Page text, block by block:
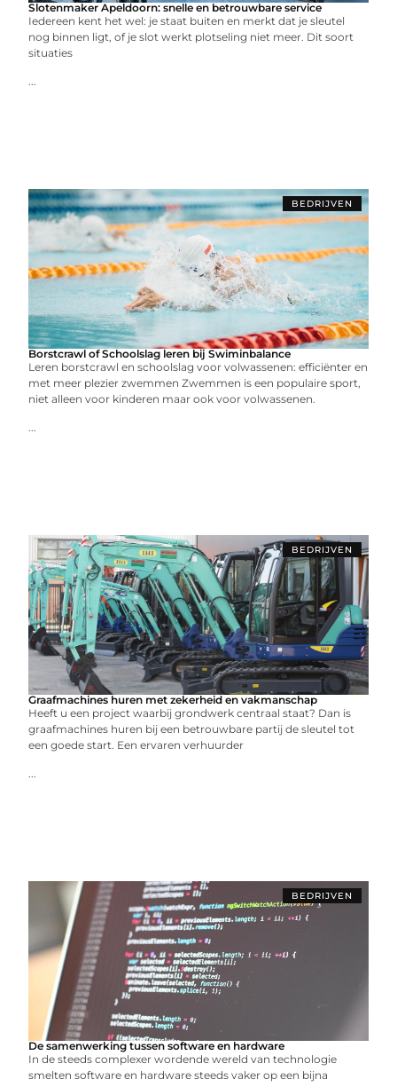
Slotenmaker Apeldoorn: snelle en betrouwbare service
Iedereen kent het wel: je staat buiten en merkt dat je sleutel
nog binnen ligt, of je slot werkt plotseling niet meer. Dit soort
situaties
...
BEDRIJVEN
Borstcrawl of Schoolslag leren bij Swiminbalance
Leren borstcrawl en schoolslag voor volwassenen: efficiënter en
met meer plezier zwemmen Zwemmen is een populaire sport,
niet alleen voor kinderen maar ook voor volwassenen.
...
BEDRIJVEN
Graafmachines huren met zekerheid en vakmanschap
Heeft u een project waarbij grondwerk centraal staat? Dan is
graafmachines huren bij een betrouwbare partij de sleutel tot
een goede start. Een ervaren verhuurder
...
BEDRIJVEN
De samenwerking tussen software en hardware
In de steeds complexer wordende wereld van technologie
smelten software en hardware steeds vaker op een bijna